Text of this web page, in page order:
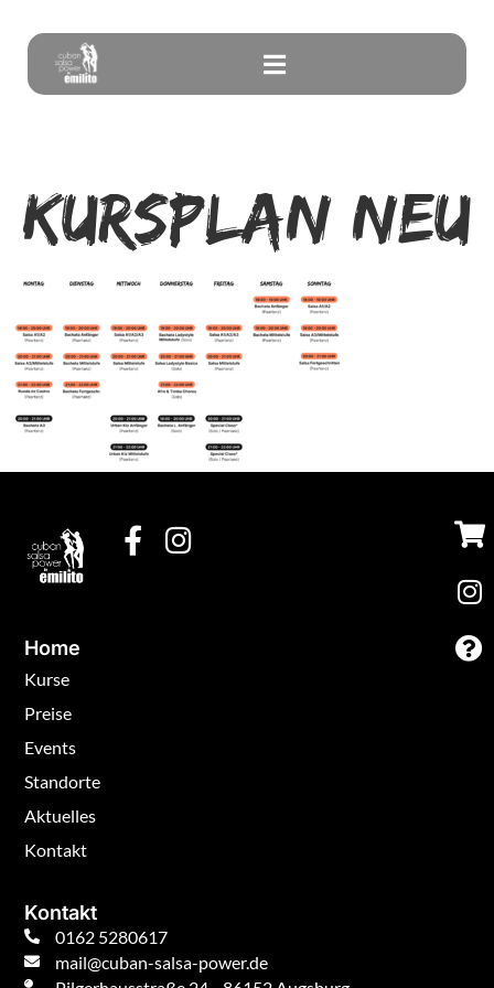
Kursplan neu
Home
Kurse
Preise
Events
Standorte
Aktuelles
Kontakt
Kontakt
0162 5280617
mail@cuban-salsa-power.de